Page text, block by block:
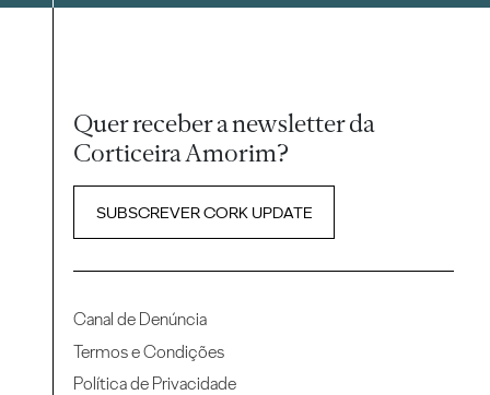
Quer receber a newsletter da
Corticeira Amorim?
SUBSCREVER CORK UPDATE
Canal de Denúncia
Termos e Condições
Política de Privacidade